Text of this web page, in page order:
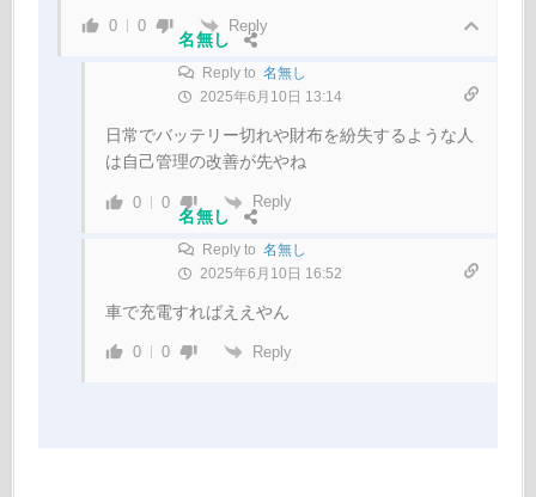
0 0 Reply
名無し
Reply to 名無し
2025年6月10日 13:14
日常でバッテリー切れや財布を紛失するような人
は自己管理の改善が先やね
0 0 Reply
名無し
Reply to 名無し
2025年6月10日 16:52
車で充電すればええやん
0 0 Reply